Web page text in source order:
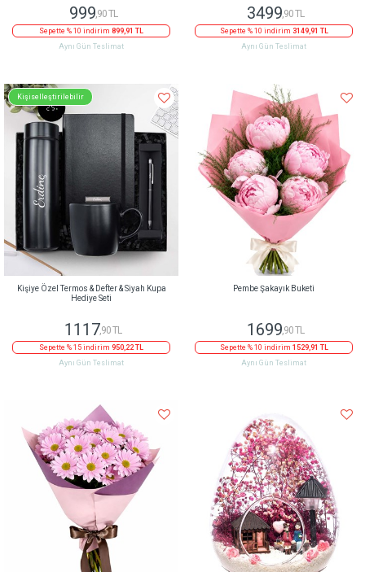
999,90 TL
Sepette % 10 indirim 899,91 TL
Aynı Gün Teslimat
3499,90 TL
Sepette % 10 indirim 3149,91 TL
Aynı Gün Teslimat
Kişiselleştirilebilir
Kişiye Özel Termos & Defter & Siyah Kupa
Hediye Seti
1117,90 TL
Sepette % 15 indirim 950,22 TL
Aynı Gün Teslimat
Pembe Şakayık Buketi
1699 ,90 TL
Sepette % 10 indirim 1529,91 TL
Aynı Gün Teslimat